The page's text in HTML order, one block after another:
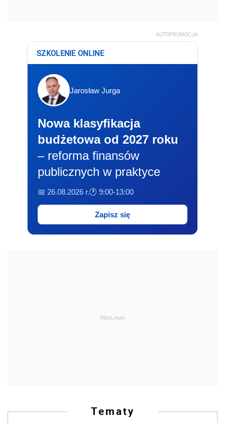
AUTOPROMOCJA
SZKOLENIE ONLINE
Jarosław Jurga
Nowa klasyfikacja
budżetowa od 2027 roku
– reforma finansów
publicznych w praktyce
📅 26.08.2026 r.🕐 9:00-13:00
Zapisz się
REKLAMA
Tematy